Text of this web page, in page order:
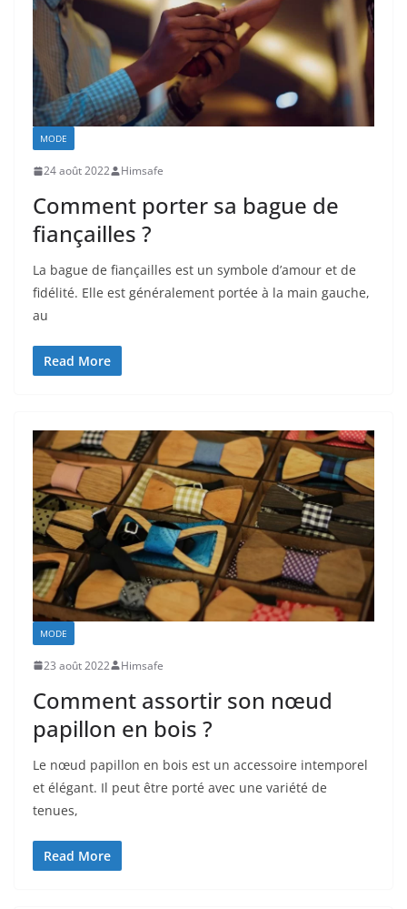
MODE
24 août 2022 Himsafe
Comment porter sa bague de
fiançailles ?
La bague de fiançailles est un symbole d’amour et de
fidélité. Elle est généralement portée à la main gauche,
au
Read More
MODE
23 août 2022 Himsafe
Comment assortir son nœud
papillon en bois ?
Le nœud papillon en bois est un accessoire intemporel
et élégant. Il peut être porté avec une variété de
tenues,
Read More